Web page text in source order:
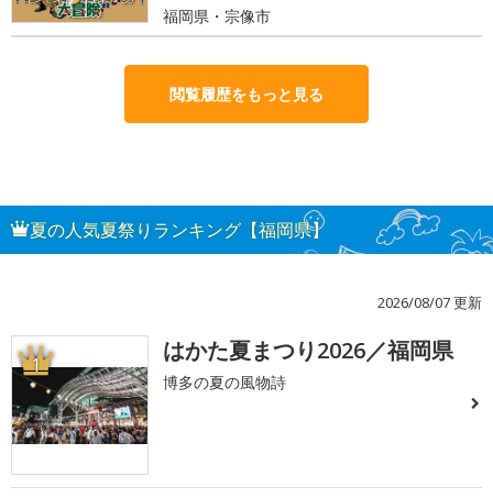
福岡県・宗像市
閲覧履歴をもっと見る
夏の人気夏祭りランキング【福岡県】
2026/08/07 更新
1 はかた夏まつり2026／福岡県
博多の夏の風物詩